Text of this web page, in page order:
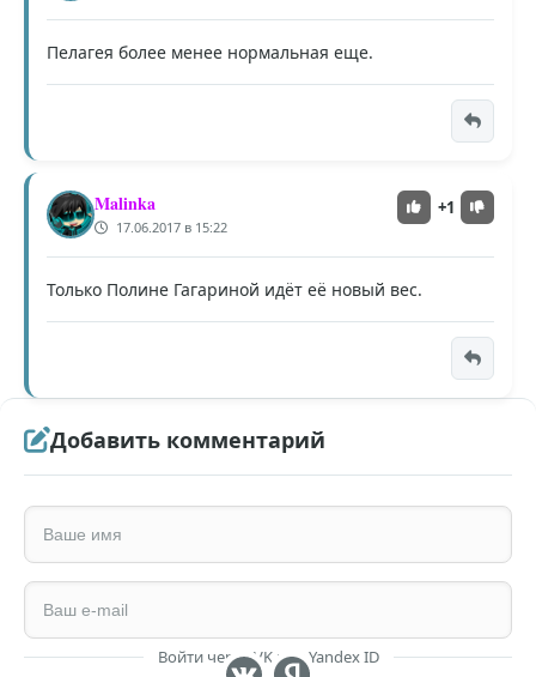
Пелагея более менее нормальная еще.
Malinka
17.06.2017 в 15:22
+1
Только Полине Гагариной идёт её новый вес.
Добавить комментарий
Войти через VK или Yandex ID